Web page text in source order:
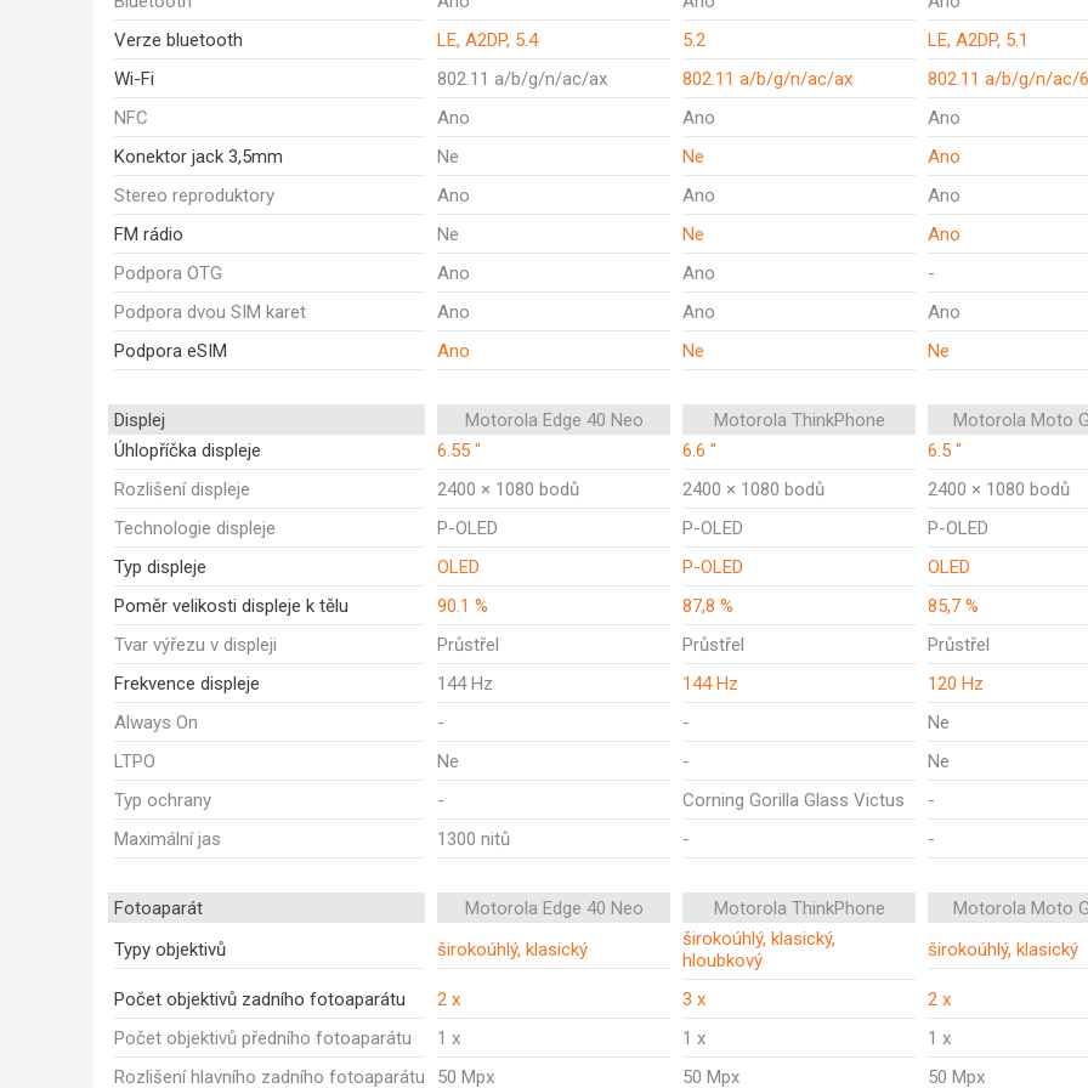
Verze bluetooth
LE, A2DP, 5.4 5.2
LE, A2DP, 5.1
Wi-Fi
802.11 a/b/g/n/ac/ax 802.11 a/b/g/n/ac/ax
802.11 a/b/g/n/ac/
NFC
Ano Ano
Ano
Konektor jack 3,5mm
Ne Ne
Ano
Stereo reproduktory
Ano Ano
Ano
FM rádio
Ne Ne
Ano
Podpora OTG
Ano Ano
-
Podpora dvou SIM karet
Ano Ano
Ano
Podpora eSIM
Ano Ne Ne
Displej Motorola Edge 40 Neo Motorola ThinkPhone
Motorola Moto
Úhlopříčka displeje
6.55 " 6.6 "
6.5 "
Rozlišení displeje
2400 × 1080 bodů 2400 × 1080 bodů
2400 × 1080 bodů
Technologie displeje
P-OLED P-OLED
P-OLED
Typ displeje
OLED P-OLED
OLED
Poměr velikosti displeje k tělu
90.1 % 87,8 %
85,7 %
Tvar výřezu v displeji
Průstřel Průstřel
Průstřel
Frekvence displeje
144 Hz 144 Hz
120 Hz
Always On
- -
Ne
LTPO
Ne -
Ne
Typ ochrany
- Corning Gorilla Glass Victus
-
Maximální jas
1300 nitů - -
Fotoaparát Motorola Edge 40 Neo Motorola ThinkPhone
Motorola Moto
Typy objektivů
širokoúhlý, klasický
širokoúhlý, klasický,
hloubkový
širokoúhlý, klasický
Počet objektivů zadního fotoaparátu 2 x 3 x
2 x
Počet objektivů předního fotoaparátu
1 x 1 x
1 x
Rozlišení hlavního zadního fotoaparátu
50 Mpx 50 Mpx 50 Mpx